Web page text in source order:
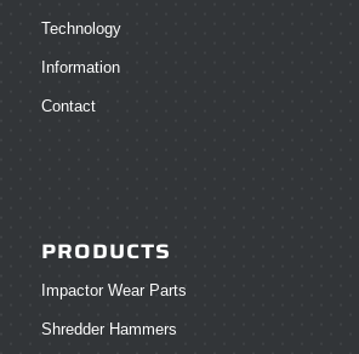
Technology
Information
Contact
PRODUCTS
Impactor Wear Parts
Shredder Hammers